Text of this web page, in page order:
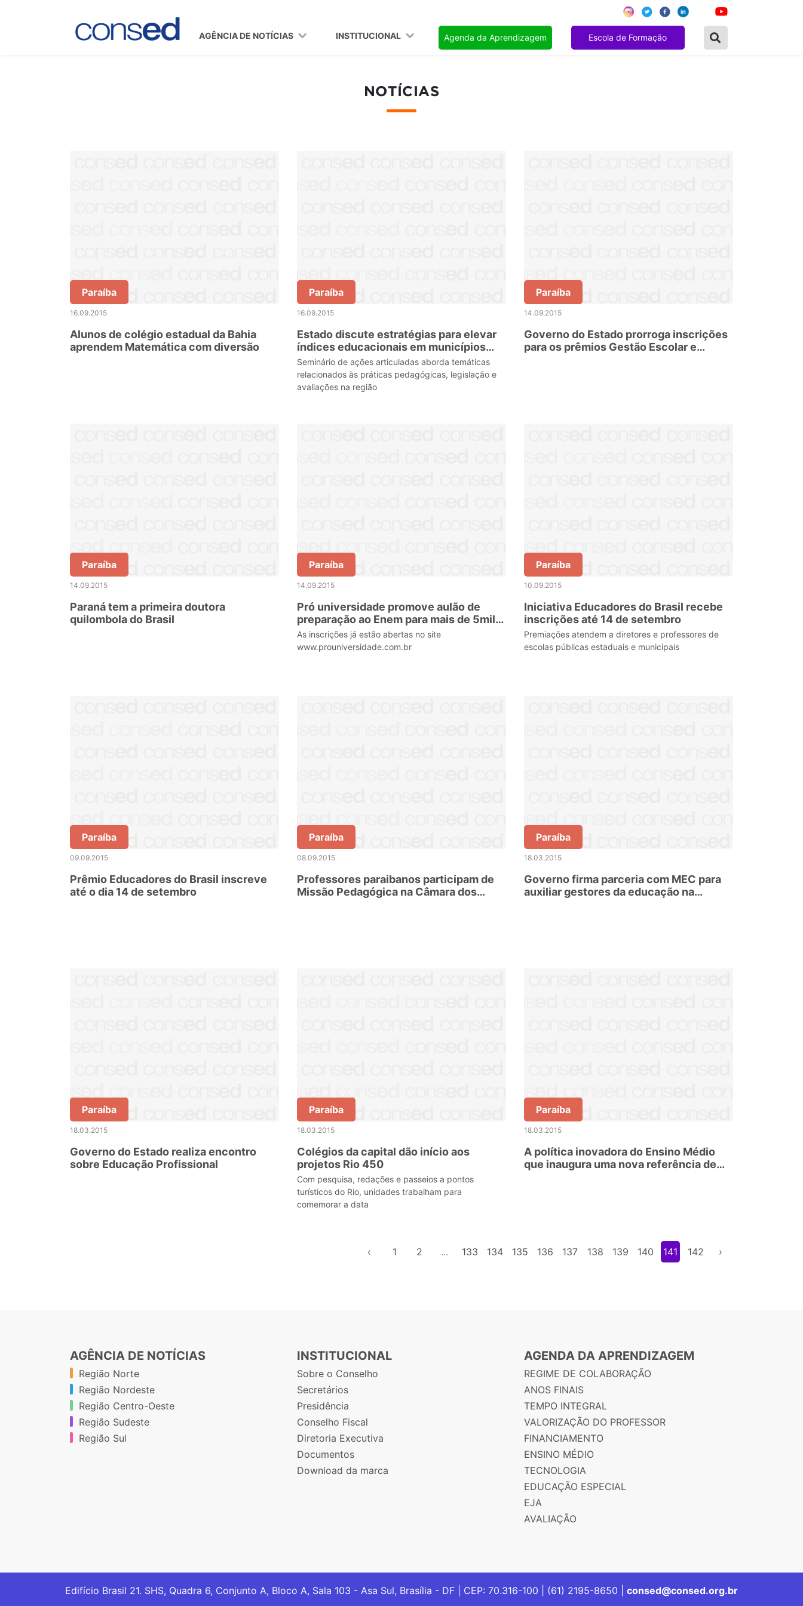
AGÊNCIA DE NOTÍCIAS INSTITUCIONAL Agenda da Aprendizagem Escola de Formação
NOTÍCIAS
Paraíba
16.09.2015
Alunos de colégio estadual da Bahia
aprendem Matemática com diversão
Paraíba
16.09.2015
Estado discute estratégias para elevar
índices educacionais em municípios
sertanejos
Seminário de ações articuladas aborda temáticas
relacionados às práticas pedagógicas, legislação e
avaliações na região
Paraíba
14.09.2015
Governo do Estado prorroga inscrições
para os prêmios Gestão Escolar e
Paraíba
14.09.2015
Paraná tem a primeira doutora
quilombola do Brasil
Paraíba
14.09.2015
Pró universidade promove aulão de
preparação ao Enem para mais de 5mil
alunos em Santa Catarina
As inscrições já estão abertas no site
www.prouniversidade.com.br
Paraíba
10.09.2015
Iniciativa Educadores do Brasil recebe
inscrições até 14 de setembro
Premiações atendem a diretores e professores de
escolas públicas estaduais e municipais
Paraíba
09.09.2015
Prêmio Educadores do Brasil inscreve
até o dia 14 de setembro
Paraíba
08.09.2015
Professores paraibanos participam de
Missão Pedagógica na Câmara dos
Paraíba
18.03.2015
Governo firma parceria com MEC para
auxiliar gestores da educação na
Paraíba
18.03.2015
Governo do Estado realiza encontro
sobre Educação Profissional
Paraíba
18.03.2015
Colégios da capital dão início aos
projetos Rio 450
Com pesquisa, redações e passeios a pontos
turísticos do Rio, unidades trabalham para
comemorar a data
Paraíba
18.03.2015
A política inovadora do Ensino Médio
que inaugura uma nova referência de
‹ 1 2 ... 133 134 135 136 137 138 139 140 141 142 ›
AGÊNCIA DE NOTÍCIAS
Região Norte
Região Nordeste
Região Centro-Oeste
Região Sudeste
Região Sul
INSTITUCIONAL
Sobre o Conselho
Secretários
Presidência
Conselho Fiscal
Diretoria Executiva
Documentos
Download da marca
AGENDA DA APRENDIZAGEM
REGIME DE COLABORAÇÃO
ANOS FINAIS
TEMPO INTEGRAL
VALORIZAÇÃO DO PROFESSOR
FINANCIAMENTO
ENSINO MÉDIO
TECNOLOGIA
EDUCAÇÃO ESPECIAL
EJA
AVALIAÇÃO
Edifício Brasil 21. SHS, Quadra 6, Conjunto A, Bloco A, Sala 103 - Asa Sul, Brasília - DF | CEP: 70.316-100 | (61) 2195-8650 | consed@consed.org.br